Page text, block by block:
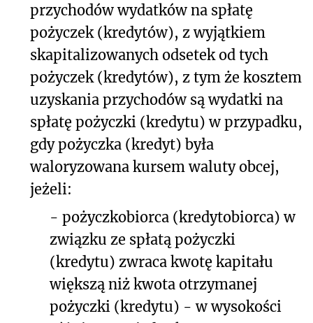
przychodów wydatków na spłatę
pożyczek (kredytów), z wyjątkiem
skapitalizowanych odsetek od tych
pożyczek (kredytów), z tym że kosztem
uzyskania przychodów są wydatki na
spłatę pożyczki (kredytu) w przypadku,
gdy pożyczka (kredyt) była
waloryzowana kursem waluty obcej,
jeżeli:
- pożyczkobiorca (kredytobiorca) w
związku ze spłatą pożyczki
(kredytu) zwraca kwotę kapitału
większą niż kwota otrzymanej
pożyczki (kredytu) - w wysokości